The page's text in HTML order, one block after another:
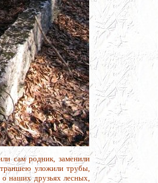
сам родник, заменили
уложили трубы,
о наших друзьях лесных,